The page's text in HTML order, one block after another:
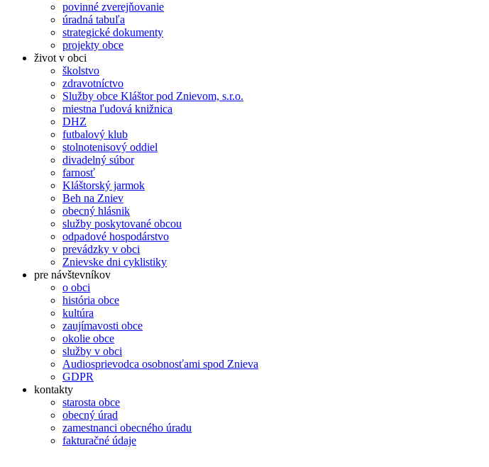
povinné zverejňovanie
úradná tabuľa
strategické dokumenty
projekty obce
život v obci
školstvo
zdravotníctvo
Služby obce Kláštor pod Znievom, s.r.o.
miestna ľudová knižnica
DHZ
futbalový klub
stolnotenisový oddiel
divadelný súbor
farnosť
Kláštorský jarmok
Beh na Zniev
obecný hlásnik
služby poskytované obcou
odpadové hospodárstvo
prevádzky v obci
Znievske dni cyklistiky
pre návštevníkov
o obci
história obce
kultúra
zaujímavosti obce
okolie obce
služby v obci
Audiosprievodca osobnosťami spod Znieva
GDPR
kontakty
starosta obce
obecný úrad
zamestnanci obecného úradu
fakturačné údaje